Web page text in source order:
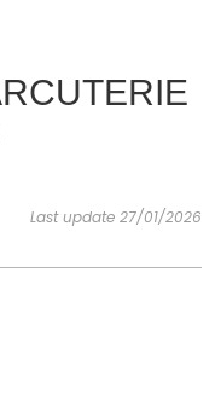
AGENDA
Last update 27/01/2026